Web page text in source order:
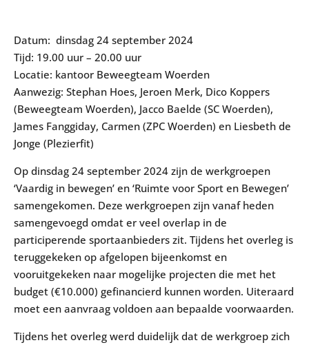
Datum: dinsdag 24 september 2024
Tijd: 19.00 uur – 20.00 uur
Locatie: kantoor Beweegteam Woerden
Aanwezig: Stephan Hoes, Jeroen Merk, Dico Koppers
(Beweegteam Woerden), Jacco Baelde (SC Woerden),
James Fanggiday, Carmen (ZPC Woerden) en Liesbeth de
Jonge (Plezierfit)
Op dinsdag 24 september 2024 zijn de werkgroepen
‘Vaardig in bewegen’ en ‘Ruimte voor Sport en Bewegen’
samengekomen. Deze werkgroepen zijn vanaf heden
samengevoegd omdat er veel overlap in de
participerende sportaanbieders zit. Tijdens het overleg is
teruggekeken op afgelopen bijeenkomst en
vooruitgekeken naar mogelijke projecten die met het
budget (€10.000) gefinancierd kunnen worden. Uiteraard
moet een aanvraag voldoen aan bepaalde voorwaarden.
Tijdens het overleg werd duidelijk dat de werkgroep zich